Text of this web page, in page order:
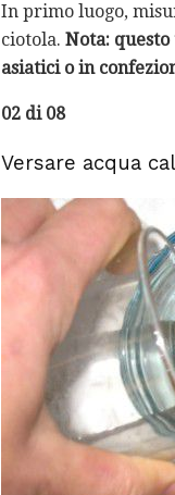
In primo luogo,
ciotola. Nota:
asiatici o in
02 di 08
Versare acqua